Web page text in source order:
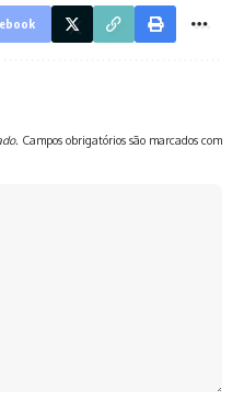
Campos obrigatórios são marcados com